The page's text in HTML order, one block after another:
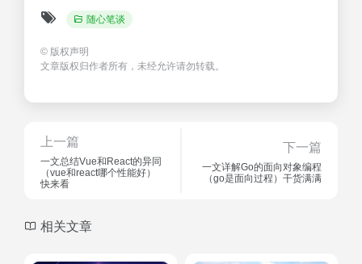
随心笔谈
© 版权声明
文章版权归作者所有，未经允许请勿转载。
上一篇
一文总结Vue和React的异同
（vue和react哪个性能好）
快来看
下一篇
一文详解Go的面向对象编程
（go是面向过程）干货满满
相关文章